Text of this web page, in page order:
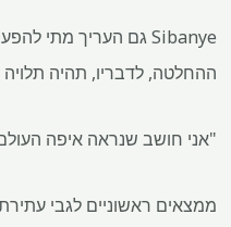
ההחלטה, לדבריו, תהיה תלויה
"אני חושב שנראה איפה העולם יתייצב ב-12 עד 24 החודשים הבאים לפני שנקבל
ממצאים ראשוניים לגבי